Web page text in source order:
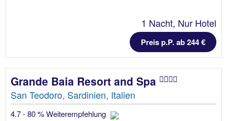
1 Nacht, Nur Hotel
Preis p.P. ab 244 €
Grande Baia Resort and Spa
San Teodoro, Sardinien, Italien
4.7 - 80 % Weiterempfehlung